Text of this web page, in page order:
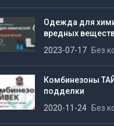
Одежда для
вредных
2023-07-17
Без
Комбинезоны
подделки
2020-11-24
Без